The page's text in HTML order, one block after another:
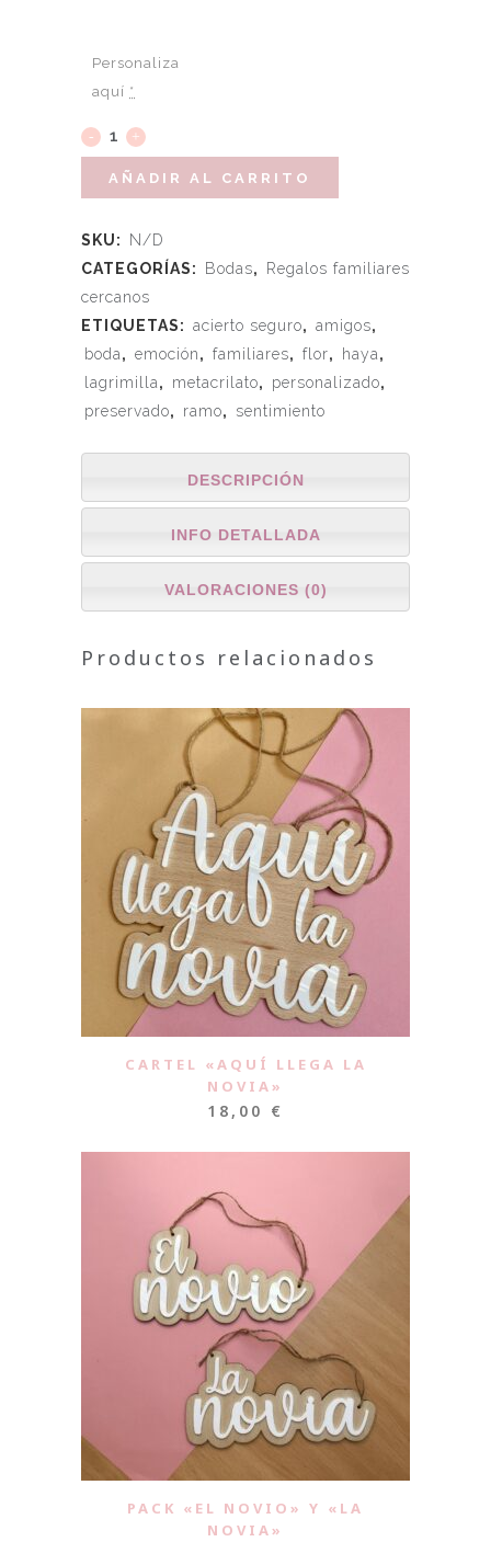
Personaliza
aquí *
AÑADIR AL CARRITO
SKU:
N/D
CATEGORÍAS:
Bodas,
Regalos familiares
cercanos
ETIQUETAS: acierto seguro, amigos,
boda, emoción, familiares, flor, haya,
lagrimilla, metacrilato, personalizado,
preservado, ramo, sentimiento
DESCRIPCIÓN
INFO DETALLADA
VALORACIONES (0)
Productos relacionados
CARTEL «AQUÍ LLEGA LA
NOVIA»
18,00 €
PACK «EL NOVIO» Y «LA
NOVIA»